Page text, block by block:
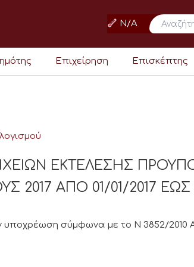
N/A
Επιχείρηση Επισκέπτης
ΕΚΤΕΛΕΣΗΣ
2017 ΑΠΟ 01/01/2017 ΕΩΣ
σύμφωνα με το Ν 3852/2010